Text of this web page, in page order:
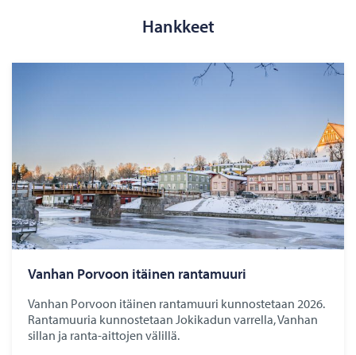
Hankkeet
Van­han Por­voon itäi­nen ran­ta­muu­ri
Vanhan Porvoon itäinen rantamuuri kunnostetaan 2026.
Rantamuuria kunnostetaan Jokikadun varrella, Vanhan
sillan ja ranta-aittojen välillä.